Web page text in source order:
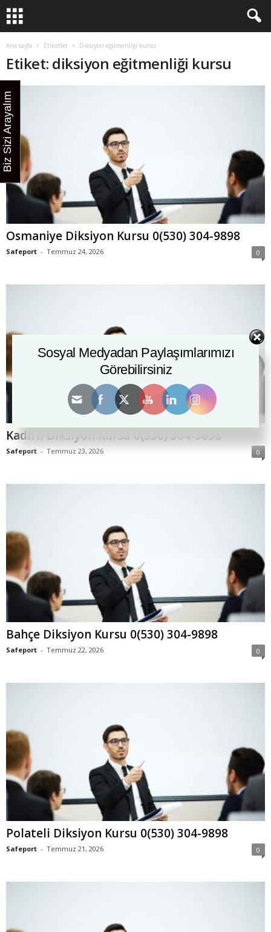
Ana sayfa Etiketler Diksiyon eğitmenliği kursu
Etiket: diksiyon eğitmenliği kursu
Osmaniye Diksiyon Kursu 0(530) 304-9898
Safeport - Temmuz 24, 2026 0
Kadirli Diksiyon Kursu 0(530) 304-9898
Safeport - Temmuz 23, 2026 0
Bahçe Diksiyon Kursu 0(530) 304-9898
Safeport - Temmuz 22, 2026 0
Polateli Diksiyon Kursu 0(530) 304-9898
Safeport - Temmuz 21, 2026 0
Sosyal Medyadan Paylaşımlarımızı
Görebilirsiniz
Biz Sizi Arayalım